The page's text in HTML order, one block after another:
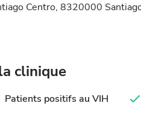
Centro, 8320000
clinique
Patients positifs au VIH